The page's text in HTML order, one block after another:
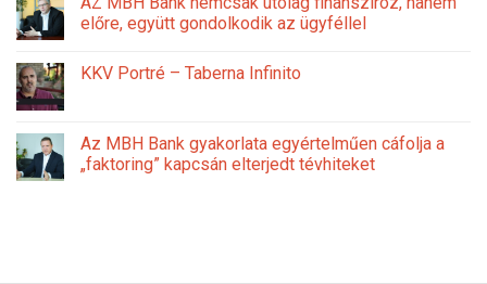
előre, együtt gondolkodik az ügyféllel
KKV Portré – Taberna Infinito
Az MBH Bank gyakorlata egyértelműen cáfolja a
„faktoring” kapcsán elterjedt tévhiteket